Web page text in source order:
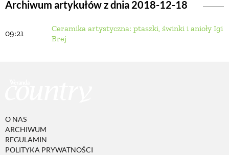
Archiwum artykułów z dnia 2018-12-18
09:21
Ceramika artystyczna: ptaszki, świnki i anioły Igi
Brej
O NAS
ARCHIWUM
REGULAMIN
POLITYKA PRYWATNOŚCI
BUDUJEMY DOM